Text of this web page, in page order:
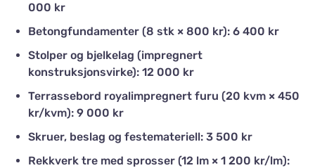
000 kr
Betongfundamenter (8 stk × 800 kr): 6 400 kr
Stolper og bjelkelag (impregnert
konstruksjonsvirke): 12 000 kr
Terrassebord royalimpregnert furu (20 kvm × 450
kr/kvm): 9 000 kr
Skruer, beslag og festemateriell: 3 500 kr
Rekkverk tre med sprosser (12 lm × 1 200 kr/lm):